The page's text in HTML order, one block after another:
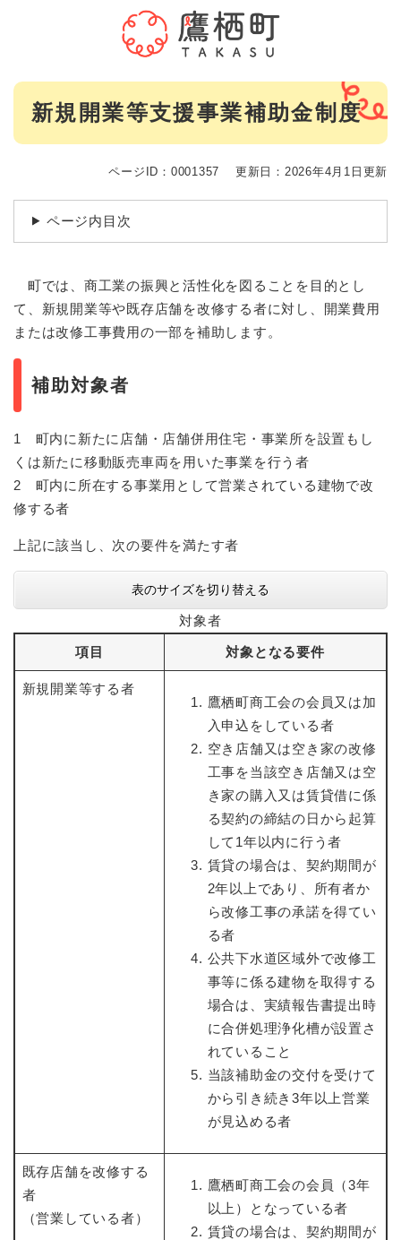
メニューを飛ばして本文へ
本
新規開業等支援事業補助金制度
ページID：0001357 更新日：2026年4月1日更新
ページ内目次
町では、商工業の振興と活性化を図ることを目的とし
て、新規開業等や既存店舗を改修する者に対し、開業費用
または改修工事費用の一部を補助します。
補助対象者
1 町内に新たに店舗・店舗併用住宅・事業所を設置もし
くは新たに移動販売車両を用いた事業を行う者
2 町内に所在する事業用として営業されている建物で改
修する者
上記に該当し、次の要件を満たす者
表のサイズを切り替える
対象者
項目 対象となる要件
新規開業等する者
鷹栖町商工会の会員又は加
入申込をしている者
空き店舗又は空き家の改修
工事を当該空き店舗又は空
き家の購入又は賃貸借に係
る契約の締結の日から起算
して1年以内に行う者
賃貸の場合は、契約期間が
2年以上であり、所有者か
ら改修工事の承諾を得てい
る者
公共下水道区域外で改修工
事等に係る建物を取得する
場合は、実績報告書提出時
に合併処理浄化槽が設置さ
れていること
当該補助金の交付を受けて
から引き続き3年以上営業
が見込める者
既存店舗を改修する
者
（営業している者）
鷹栖町商工会の会員（3年
以上）となっている者
賃貸の場合は、契約期間が